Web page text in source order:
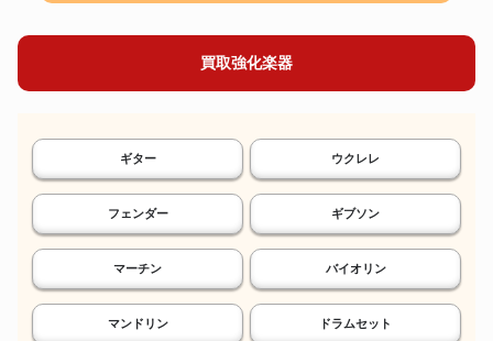
買取強化楽器
ギター ウクレレ
フェンダー ギブソン
マーチン バイオリン
マンドリン ドラムセット